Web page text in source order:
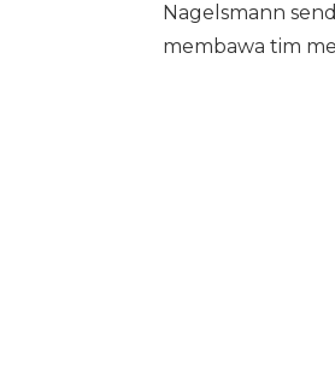
Nagelsmann
membawa tim